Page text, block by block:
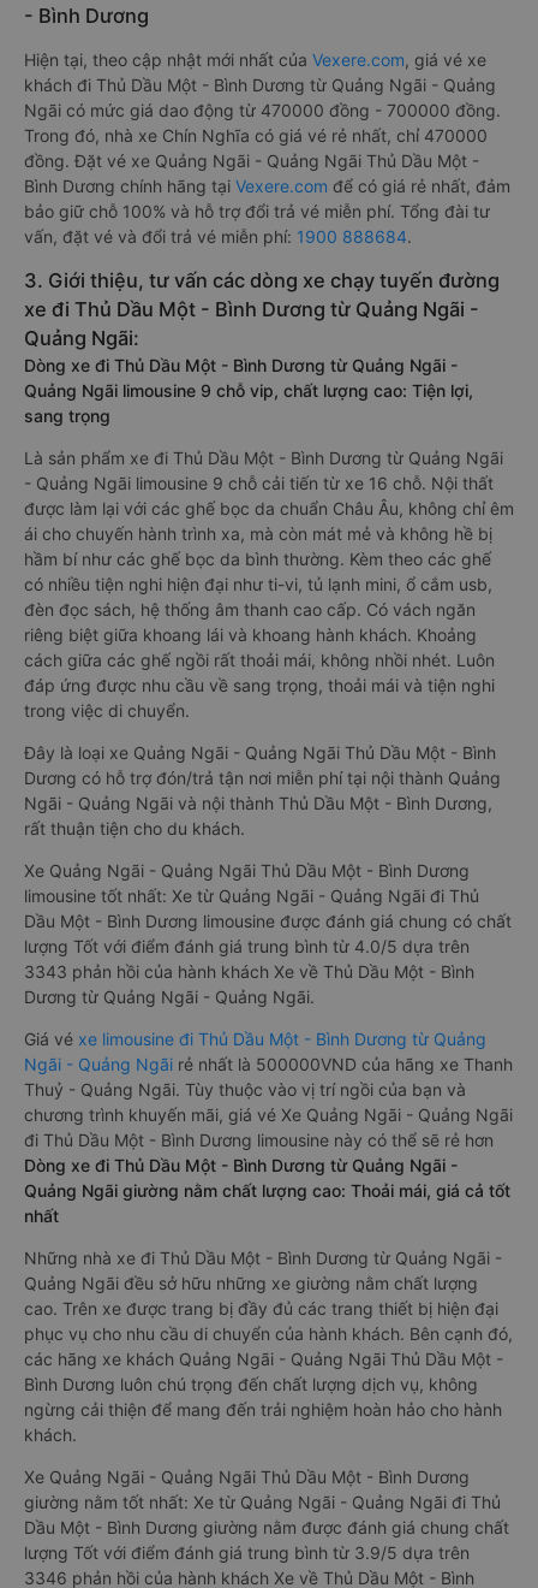
- Bình Dương
Hiện tại, theo cập nhật mới nhất của Vexere.com, giá vé xe
khách đi Thủ Dầu Một - Bình Dương từ Quảng Ngãi - Quảng
Ngãi có mức giá dao động từ 470000 đồng - 700000 đồng.
Trong đó, nhà xe Chín Nghĩa có giá vé rẻ nhất, chỉ 470000
đồng. Đặt vé xe Quảng Ngãi - Quảng Ngãi Thủ Dầu Một -
Bình Dương chính hãng tại Vexere.com để có giá rẻ nhất, đảm
bảo giữ chỗ 100% và hỗ trợ đổi trả vé miễn phí. Tổng đài tư
vấn, đặt vé và đổi trả vé miễn phí: 1900 888684.
3. Giới thiệu, tư vấn các dòng xe chạy tuyến đường
xe đi Thủ Dầu Một - Bình Dương từ Quảng Ngãi -
Quảng Ngãi:
Dòng xe đi Thủ Dầu Một - Bình Dương từ Quảng Ngãi -
Quảng Ngãi limousine 9 chỗ vip, chất lượng cao: Tiện lợi,
sang trọng
Là sản phẩm xe đi Thủ Dầu Một - Bình Dương từ Quảng Ngãi
- Quảng Ngãi limousine 9 chỗ cải tiến từ xe 16 chỗ. Nội thất
được làm lại với các ghế bọc da chuẩn Châu Âu, không chỉ êm
ái cho chuyến hành trình xa, mà còn mát mẻ và không hề bị
hầm bí như các ghế bọc da bình thường. Kèm theo các ghế
có nhiều tiện nghi hiện đại như ti-vi, tủ lạnh mini, ổ cắm usb,
đèn đọc sách, hệ thống âm thanh cao cấp. Có vách ngăn
riêng biệt giữa khoang lái và khoang hành khách. Khoảng
cách giữa các ghế ngồi rất thoải mái, không nhồi nhét. Luôn
đáp ứng được nhu cầu về sang trọng, thoải mái và tiện nghi
trong việc di chuyển.
Đây là loại xe Quảng Ngãi - Quảng Ngãi Thủ Dầu Một - Bình
Dương có hỗ trợ đón/trả tận nơi miễn phí tại nội thành Quảng
Ngãi - Quảng Ngãi và nội thành Thủ Dầu Một - Bình Dương,
rất thuận tiện cho du khách.
Xe Quảng Ngãi - Quảng Ngãi Thủ Dầu Một - Bình Dương
limousine tốt nhất: Xe từ Quảng Ngãi - Quảng Ngãi đi Thủ
Dầu Một - Bình Dương limousine được đánh giá chung có chất
lượng Tốt với điểm đánh giá trung bình từ 4.0/5 dựa trên
3343 phản hồi của hành khách Xe về Thủ Dầu Một - Bình
Dương từ Quảng Ngãi - Quảng Ngãi.
Giá vé xe limousine đi Thủ Dầu Một - Bình Dương từ Quảng
Ngãi - Quảng Ngãi rẻ nhất là 500000VND của hãng xe Thanh
Thuỷ - Quảng Ngãi. Tùy thuộc vào vị trí ngồi của bạn và
chương trình khuyến mãi, giá vé Xe Quảng Ngãi - Quảng Ngãi
đi Thủ Dầu Một - Bình Dương limousine này có thể sẽ rẻ hơn
Dòng xe đi Thủ Dầu Một - Bình Dương từ Quảng Ngãi -
Quảng Ngãi giường nằm chất lượng cao: Thoải mái, giá cả tốt
nhất
Những nhà xe đi Thủ Dầu Một - Bình Dương từ Quảng Ngãi -
Quảng Ngãi đều sở hữu những xe giường nằm chất lượng
cao. Trên xe được trang bị đầy đủ các trang thiết bị hiện đại
phục vụ cho nhu cầu di chuyển của hành khách. Bên cạnh đó,
các hãng xe khách Quảng Ngãi - Quảng Ngãi Thủ Dầu Một -
Bình Dương luôn chú trọng đến chất lượng dịch vụ, không
ngừng cải thiện để mang đến trải nghiệm hoàn hảo cho hành
khách.
Xe Quảng Ngãi - Quảng Ngãi Thủ Dầu Một - Bình Dương
giường nằm tốt nhất: Xe từ Quảng Ngãi - Quảng Ngãi đi Thủ
Dầu Một - Bình Dương giường nằm được đánh giá chung chất
lượng Tốt với điểm đánh giá trung bình từ 3.9/5 dựa trên
3346 phản hồi của hành khách Xe về Thủ Dầu Một - Bình